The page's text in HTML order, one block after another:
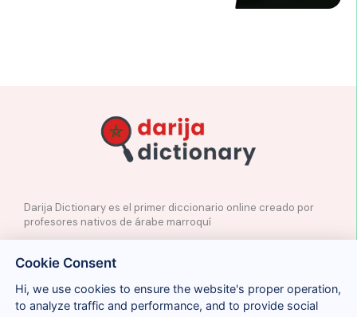
Darija Dictionary es el primer diccionario online creado por
profesores nativos de árabe marroquí
Contacto
📲Redes Sociales
🤝🏼Proponer palabras
Cookie Consent
Hi, we use cookies to ensure the website's proper operation,
to analyze traffic and performance, and to provide social